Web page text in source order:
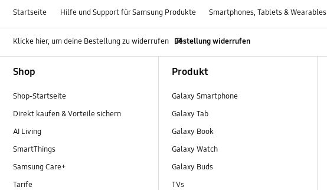
Startseite Hilfe und Support für Samsung Produkte Smartphones, Tablets & Wearables
Klicke hier, um deine Bestellung zu widerrufen Bestellung widerrufen
Shop
Shop-Startseite
Direkt kaufen & Vorteile sichern
AI Living
SmartThings
Samsung Care+
Tarife
Produkt
Galaxy Smartphone
Galaxy Tab
Galaxy Book
Galaxy Watch
Galaxy Buds
TVs